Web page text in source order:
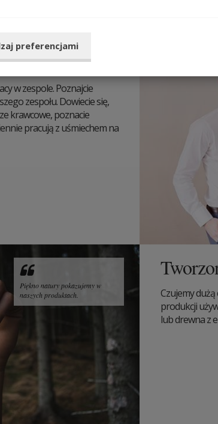
w zespole. Poznajcie
zespołu. Dowiecie się,
krawcowe, poznacie
pracują z uśmiechem na
Czujemy
produkcji
lub drewna z
Piękno natury pokazujemy w
naszych produktach.
preferencjami